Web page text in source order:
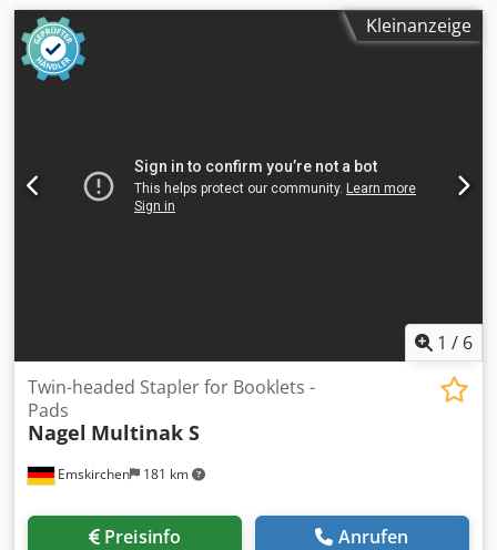
Kleinanzeige
1 / 6
Emskirchen 181 km
Twin-headed Stapler for Booklets -
Pads
Nagel Multinak S
Preisinfo Anrufen